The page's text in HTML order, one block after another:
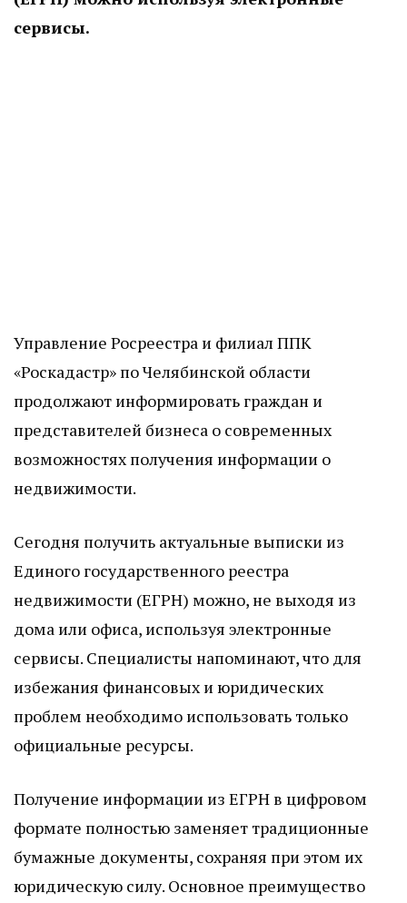
сервисы.
Управление Росреестра и филиал ППК
«Роскадастр» по Челябинской области
продолжают информировать граждан и
представителей бизнеса о современных
возможностях получения информации о
недвижимости.
Сегодня получить актуальные выписки из
Единого государственного реестра
недвижимости (ЕГРН) можно, не выходя из
дома или офиса, используя электронные
сервисы. Специалисты напоминают, что для
избежания финансовых и юридических
проблем необходимо использовать только
официальные ресурсы.
Получение информации из ЕГРН в цифровом
формате полностью заменяет традиционные
бумажные документы, сохраняя при этом их
юридическую силу. Основное преимущество